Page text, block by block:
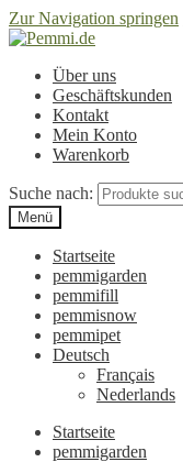
Zur Navigation springen
Über uns
Geschäftskunden
Kontakt
Mein Konto
Warenkorb
Suche nach:
Menü
Startseite
pemmigarden
pemmifill
pemmisnow
pemmipet
Deutsch
Français
Nederlands
Startseite
pemmigarden